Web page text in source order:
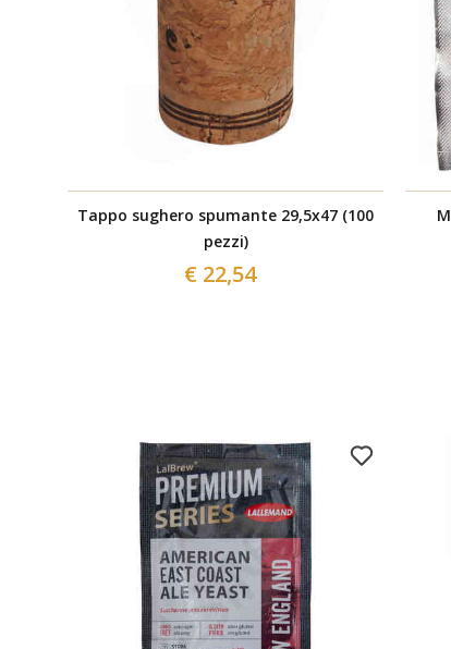
Tappo sughero spumante 29,5x47 (100
pezzi)
€ 22,54